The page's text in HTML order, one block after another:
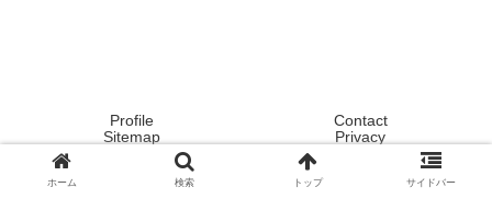
Profile
Contact
Sitemap
Privacy
Copyright © 2020 Tokyo ! Japan ! Life now ! All Rights Reserved.
ホーム 検索 トップ サイドバー